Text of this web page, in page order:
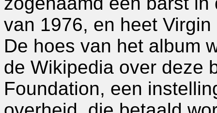
van 1976, en heet Virgin
De hoes van het album
de Wikipedia over deze
Foundation, een